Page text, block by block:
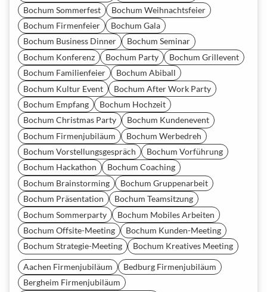
Bochum Sommerfest
Bochum Weihnachtsfeier
Bochum Firmenfeier
Bochum Gala
Bochum Business Dinner
Bochum Seminar
Bochum Konferenz
Bochum Party
Bochum Grillevent
Bochum Familienfeier
Bochum Abiball
Bochum Kultur Event
Bochum After Work Party
Bochum Empfang
Bochum Hochzeit
Bochum Christmas Party
Bochum Kundenevent
Bochum Firmenjubiläum
Bochum Werbedreh
Bochum Vorstellungsgespräch
Bochum Vorführung
Bochum Hackathon
Bochum Coaching
Bochum Brainstorming
Bochum Gruppenarbeit
Bochum Präsentation
Bochum Teamsitzung
Bochum Sommerparty
Bochum Mobiles Arbeiten
Bochum Offsite-Meeting
Bochum Kunden-Meeting
Bochum Strategie-Meeting
Bochum Kreatives Meeting
Aachen Firmenjubiläum
Bedburg Firmenjubiläum
Bergheim Firmenjubiläum